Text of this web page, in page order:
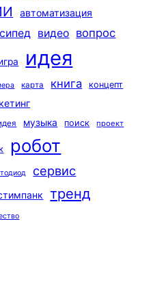
автоматизация
видео вопрос
идея
карта книга
концепт
музыка поиск проект
робот
сервис
тренд